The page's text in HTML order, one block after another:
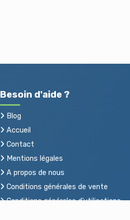
Besoin d'aide ?
Blog
Accueil
Contact
Mentions légales
A propos de nous
Conditions générales de vente
Conditions générales d'utilisations